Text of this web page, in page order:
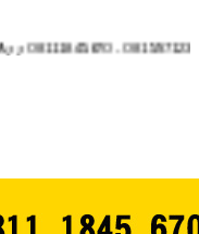
- 08159712340